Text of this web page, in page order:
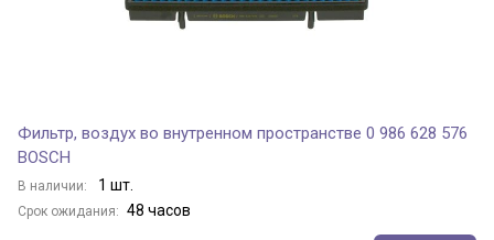
Фильтр, воздух во внутренном пространстве 0 986 628 576
BOSCH
В наличии: 1 шт.
Срок ожидания: 48 часов